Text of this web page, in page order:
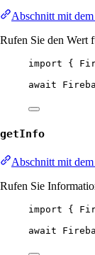
Abschnitt mit
Rufen Sie den Wert
import {
await
getInfo
Abschnitt mit
Rufen Sie
import {
await